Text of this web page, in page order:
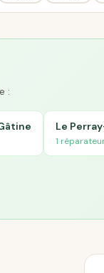
:
Le
1 réparateur